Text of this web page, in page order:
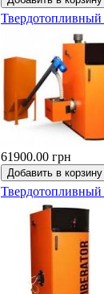
61900.00 грн